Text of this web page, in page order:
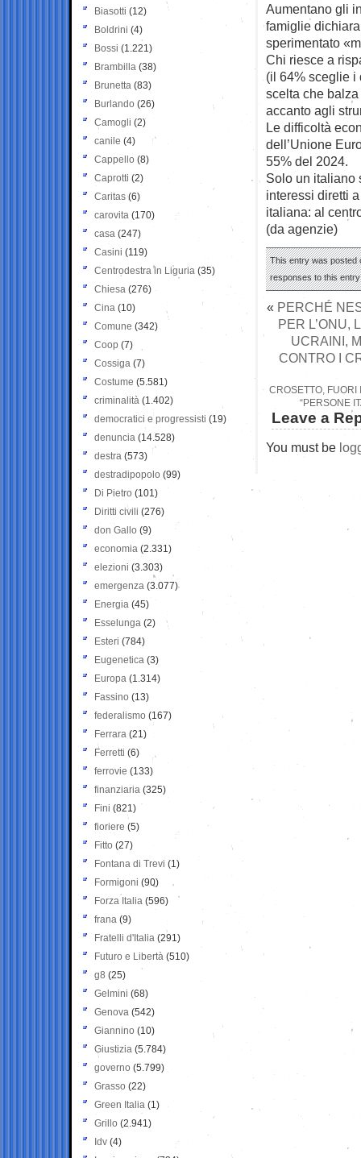
Aumentano gli
famiglie
sperimentato
Chi riesce a
(il 64% sceglie i
scelta che
accanto agli
Le difficoltà
dell’Unione
55% del 2024.
Solo un italiano
interessi diretti
italiana: al
(da agenzie)
This entry was posted
responses to this
« PERCHÉ
PER L’ONU,
UCRAINI,
CONTRO I
CROSETTO, FUORI
“PERSONE
Leave a
You must be
Biasotti (12)
Boldrini (4)
Bossi (1.221)
Brambilla (38)
Brunetta (83)
Burlando (26)
Camogli (2)
canile (4)
Cappello (8)
Caprotti (2)
Caritas (6)
carovita (170)
casa (247)
Casini (119)
Centrodestra in Liguria (35)
Chiesa (276)
Cina (10)
Comune (342)
Coop (7)
Cossiga (7)
Costume (5.581)
criminalità (1.402)
democratici e progressisti (19)
denuncia (14.528)
destra (573)
destradipopolo (99)
Di Pietro (101)
Diritti civili (276)
don Gallo (9)
economia (2.331)
elezioni (3.303)
emergenza (3.077)
Energia (45)
Esselunga (2)
Esteri (784)
Eugenetica (3)
Europa (1.314)
Fassino (13)
federalismo (167)
Ferrara (21)
Ferretti (6)
ferrovie (133)
finanziaria (325)
Fini (821)
fioriere (5)
Fitto (27)
Fontana di Trevi (1)
Formigoni (90)
Forza Italia (596)
frana (9)
Fratelli d'Italia (291)
Futuro e Libertà (510)
g8 (25)
Gelmini (68)
Genova (542)
Giannino (10)
Giustizia (5.784)
governo (5.799)
Grasso (22)
Green Italia (1)
Grillo (2.941)
Idv (4)